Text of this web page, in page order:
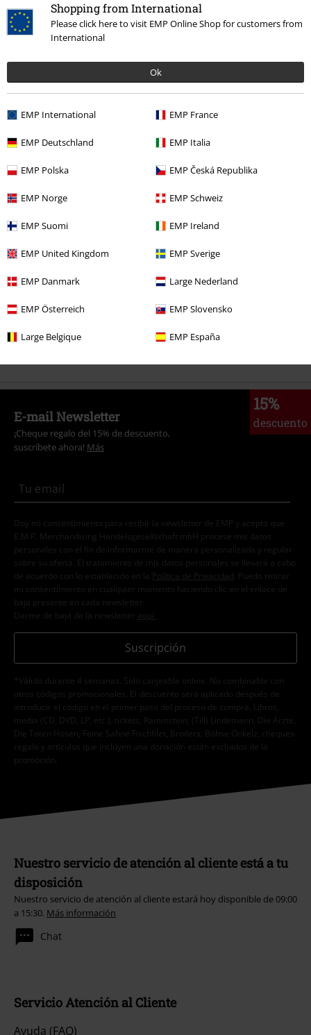
Shopping from International
Please click here to visit EMP Online Shop for customers from
International
Ok
EMP International EMP France
EMP Deutschland EMP Italia
EMP Polska EMP Česká Republika
EMP Norge EMP Schweiz
EMP Suomi EMP Ireland
EMP United Kingdom EMP Sverige
EMP Danmark Large Nederland
EMP Österreich EMP Slovensko
Large Belgique EMP España
%
Ropa Camisetas & Tops Camisetas
Ropa & accesorios Tops Camisetas
Tallas Grandes Camisetas & Tops Camisetas
Estilos Ropa negra Camisetas negras
Estilos Rockwear Rockwear Hombre
15%
descuento
E-mail Newsletter
¡Cheque regalo del 15% de descuento,
suscríbete ahora! Más
Doy mi consentimiento para recibir la newsletter de EMP y acepto que
E.M.P. Merchandising Handelsgesellschaft mbH procese mis datos
personales con el fin de informarme de manera personalizada y regular
sobre su oferta. El tratamiento de mis datos personales se llevará a cabo
de acuerdo con lo establecido en la
Política de Privacidad . Puedo retirar
mi consentimiento en cualquier momento haciendo clic en el enlace de
baja presente en cada newsletter.
Darme de baja de la newsletter
aquí
Suscripción
*Válido durante 4 semanas. Solo canjeable online. No combinable con
otros códigos promocionales. El descuento será aplicado después de
introducir el código en el primer paso del proceso de compra. Libros,
media (CD, DVD, LP, etc.), tickets, Rammstein, (Till) Lindemann, Die Ärzte,
Die Toten Hosen, Feine Sahne Fischfilet, Broilers, Böhse Onkelz, cheques-
regalo y artículos que incluyen una donación están excluidos de la
promoción.
Nuestro servicio de atención al cliente está a tu
disposición
Nuestro servicio de atención al cliente estará hoy disponible de 09:00
a 15:30. Más información
Chat
Servicio Atención al Cliente
Ayuda (FAQ)